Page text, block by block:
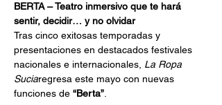
BERTA – Teatro inmersivo que te hará
sentir, decidir… y no olvidar
Tras cinco exitosas temporadas y
presentaciones en destacados festivales
nacionales e internacionales, La Ropa
Suciaregresa este mayo con nuevas
funciones de “Berta”